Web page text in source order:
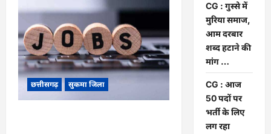
में
मुरिया
समाज,
आम
दरबार
शब्द
हटाने
की
मांग
…
छत्तीसगढ़ सुकमा जिला
CG : गुस्से में
मुरिया समाज,
आम दरबार
शब्द हटाने की
मांग …
CG : आज
50 पदों पर
भर्ती के लिए
लग रहा